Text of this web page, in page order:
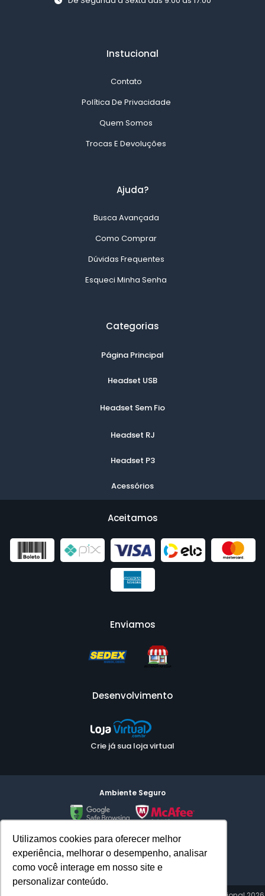
Utilizamos cookies para oferecer melhor
experiência, melhorar o desempenho, analisar
como você interage em nosso site e
personalizar conteúdo.
Instucional
Contato
Política De Privacidade
Quem Somos
Trocas E Devoluções
Ajuda?
Busca Avançada
Como Comprar
Dúvidas Frequentes
Esqueci Minha Senha
Categorias
Página Principal
Headset USB
Headset Sem Fio
Headset RJ
Headset P3
Acessórios
Aceitamos
Enviamos
Desenvolvimento
Crie já sua loja virtual
Ambiente Seguro